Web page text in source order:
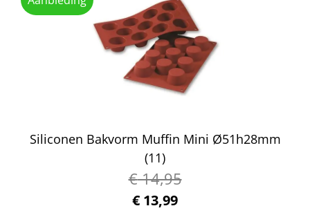
Siliconen Bakvorm Muffin Mini Ø51h28mm
(11)
€14,95
€ 13,99